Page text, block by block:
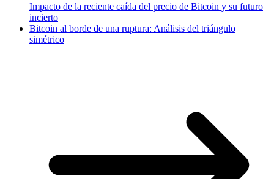
Impacto de la reciente caída del precio de Bitcoin y su futuro
incierto
Bitcoin al borde de una ruptura: Análisis del triángulo
simétrico